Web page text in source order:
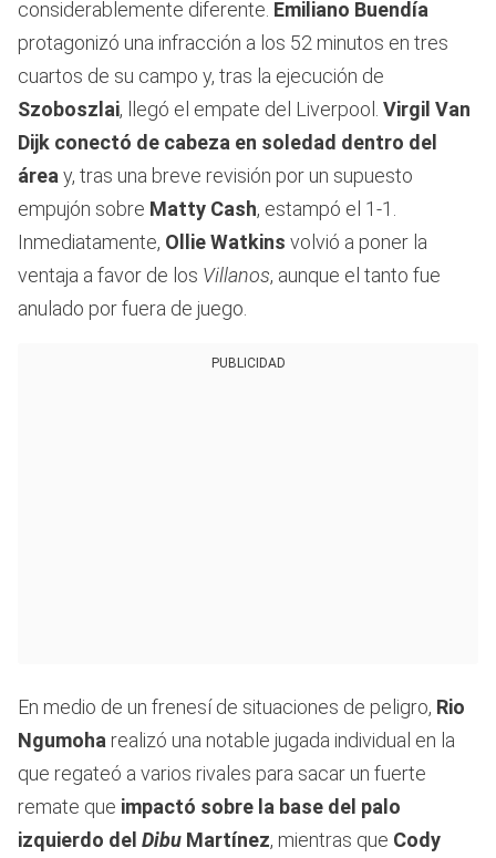
considerablemente diferente. Emiliano Buendía
protagonizó una infracción a los 52 minutos en tres
cuartos de su campo y, tras la ejecución de
Szoboszlai, llegó el empate del Liverpool. Virgil Van
Dijk conectó de cabeza en soledad dentro del
área y, tras una breve revisión por un supuesto
empujón sobre Matty Cash, estampó el 1-1.
Inmediatamente, Ollie Watkins volvió a poner la
ventaja a favor de los Villanos, aunque el tanto fue
anulado por fuera de juego.
PUBLICIDAD
En medio de un frenesí de situaciones de peligro, Rio
Ngumoha realizó una notable jugada individual en la
que regateó a varios rivales para sacar un fuerte
remate que impactó sobre la base del palo
izquierdo del Dibu Martínez, mientras que Cody